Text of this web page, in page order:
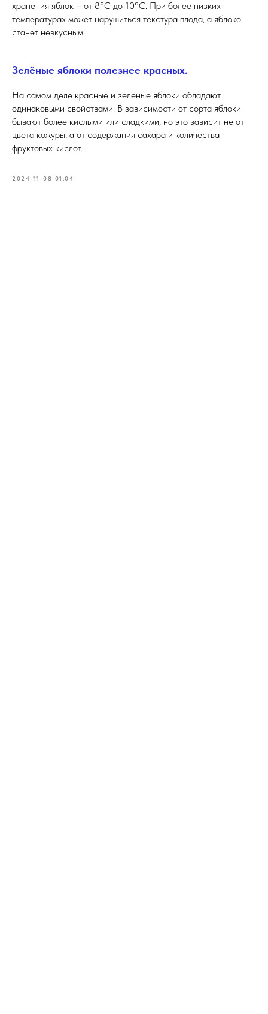
хранения яблок – от 8°C до 10°C. При более низких
температурах может нарушиться текстура плода, а яблоко
станет невкусным.
Зелёные яблоки полезнее красных.
На самом деле красные и зеленые яблоки обладают
одинаковыми свойствами. В зависимости от сорта яблоки
бывают более кислыми или сладкими, но это зависит не от
цвета кожуры, а от содержания сахара и количества
фруктовых кислот.
2024-11-08 01:04